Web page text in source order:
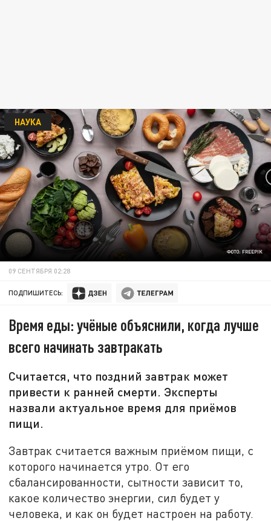
ФОТО: FREEPIK
НАУКА
09 СЕНТЯБРЯ 02:28
ПОДПИШИТЕСЬ:
Время еды: учёные объяснили, когда лучше
всего начинать завтракать
Считается, что поздний завтрак может
привести к ранней смерти. Эксперты
назвали актуальное время для приёмов
пищи.
Завтрак считается важным приёмом пищи, с
которого начинается утро. От его
сбалансированности, сытности зависит то,
какое количество энергии, сил будет у
человека, и как он будет настроен на работу.